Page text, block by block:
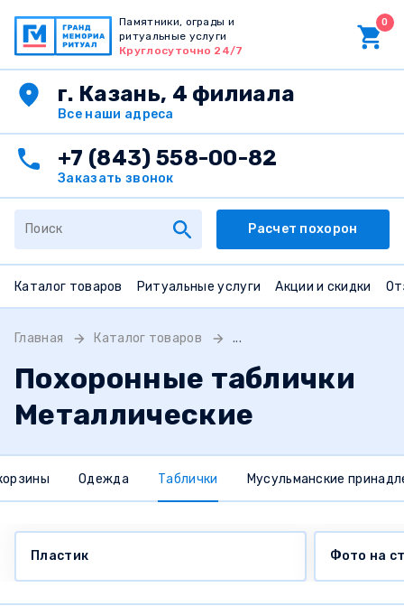
Памятники, ограды и
ритуальные услуги
Круглосуточно 24/7
г. Казань, 4 филиала
Все наши адреса
+7 (843) 558-00-82
Заказать звонок
0
Расчет похорон
Каталог товаров Ритуальные услуги Акции и скидки
Главная Каталог товаров ...
Похоронные таблички
Металлические
Одежда Таблички Мусульманские
Пластик Фото на